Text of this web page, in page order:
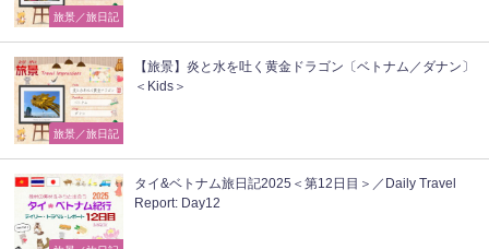
旅景／旅日記
旅景／旅日記
【旅景】炎と水を吐く黄金ドラゴン〔ベトナム／ダナン〕
＜Kids＞
タイ&ベトナム旅日記2025＜第12日目＞／Daily Travel
Report: Day12